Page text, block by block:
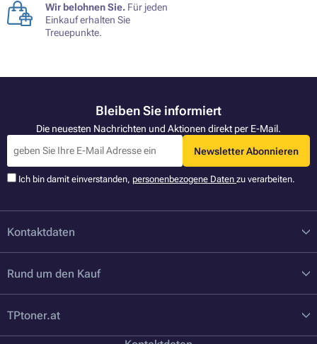
Wir belohnen Sie. Für jeden
Einkauf erhalten Sie
Treuepunkte.
Bleiben Sie informiert
Die neuesten Nachrichten und Aktionen direkt per E-Mail.
Newsletter Abonnieren
Ich bin damit einverstanden, personenbezogene Daten zu verarbeiten.
Kontaktdaten
Rund um den Kauf
TPtoner.at